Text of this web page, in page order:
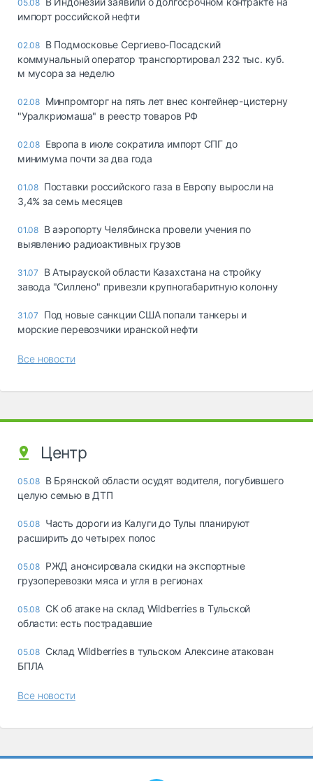
05.08
импорт российской нефти
02.08 В Подмосковье Сергиево-Посадский
коммунальный оператор транспортировал 232 тыс. куб.
м мусора за неделю
02.08 Минпромторг на пять лет внес контейнер-цистерну
"Уралкриомаша" в реестр товаров РФ
02.08 Европа в июле сократила импорт СПГ до
минимума почти за два года
01.08 Поставки российского газа в Европу выросли на
3,4% за семь месяцев
01.08 В аэропорту Челябинска провели учения по
выявлению радиоактивных грузов
31.07
В Атырауской области Казахстана на стройку
завода "Силлено" привезли крупногабаритную колонну
31.07
Под новые санкции США попали танкеры и
морские перевозчики иранской нефти
Все новости
Центр
05.08 В Брянской области осудят водителя, погубившего
целую семью в ДТП
05.08 Часть дороги из Калуги до Тулы планируют
расширить до четырех полос
05.08 РЖД анонсировала скидки на экспортные
грузоперевозки мяса и угля в регионах
05.08 СК об атаке на склад Wildberries в Тульской
области: есть пострадавшие
05.08 Склад Wildberries в тульском Алексине атакован
БПЛА
Все новости